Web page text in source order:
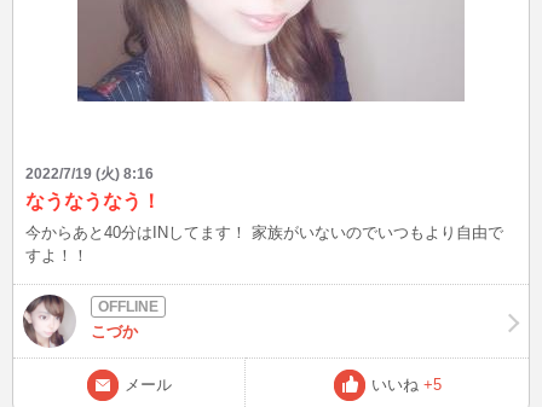
2022/7/19 (火) 8:16
なうなうなう！
今からあと40分はINしてます！ 家族がいないのでいつもより自由で
すよ！！
こづか
メール いいね +5